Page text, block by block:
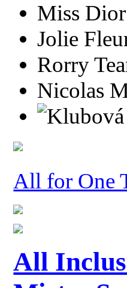
Miss
Jolie
Rorry
Nicolas
All for One
All